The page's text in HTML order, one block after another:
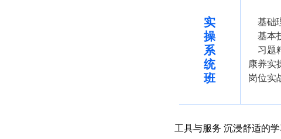
实
操
系
统
班
基础
基本
习题
康养实
岗位实
工具与服务 沉浸舒适的